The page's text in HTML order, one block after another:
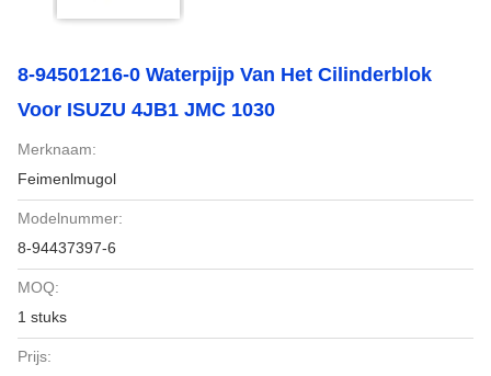
8-94501216-0 Waterpijp Van Het Cilinderblok
Voor ISUZU 4JB1 JMC 1030
Merknaam:
Feimenlmugol
Modelnummer:
8-94437397-6
MOQ:
1 stuks
Prijs: